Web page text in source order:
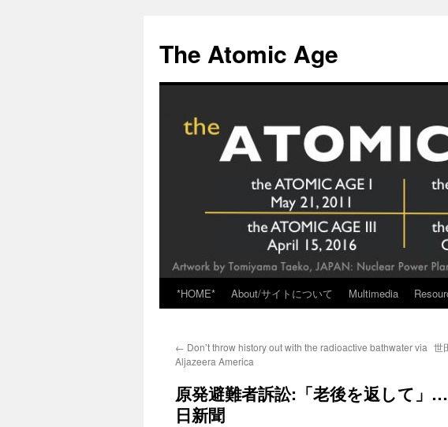
content
The Atomic Age
*HOME* About/サイトについて Multimedia
← Don’t throw history out with the radioactive bathwater via
Aljazeera America
世
原発避難者訴訟:「老後を返して」
日新聞